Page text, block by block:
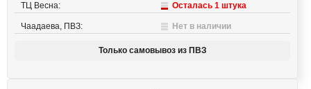
ТЦ Весна: Осталась 1 штука
Чаадаева, ПВЗ: Нет в наличии
Только самовывоз из ПВЗ